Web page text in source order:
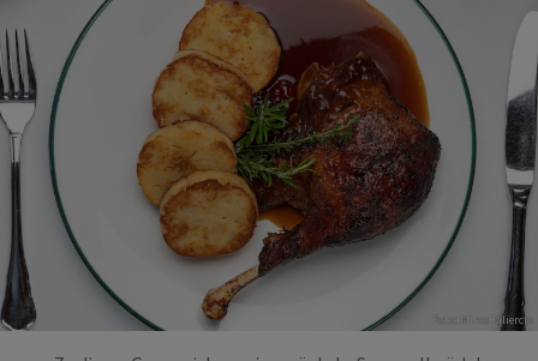
Foto: Mirco Taliercio